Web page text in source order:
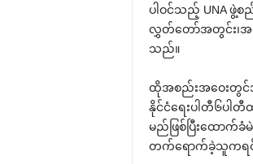
ပါဝင်သည့် UNA ဖွဲ့စ
လွှတ်‌တော်အတွင်း၊အပ
သည်။
ထိုအစည်းအ‌ဝေးတွင်
နိုင်ငံ‌ရေးပါတီ၆ပါ
မည်ဖြစ်ပြီး‌ထောက်
တက်‌ရောက်ခဲ့သူကရင်အ